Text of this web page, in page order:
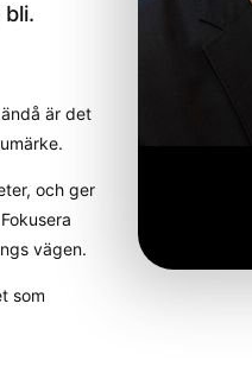
är det
och ger
vägen.
som